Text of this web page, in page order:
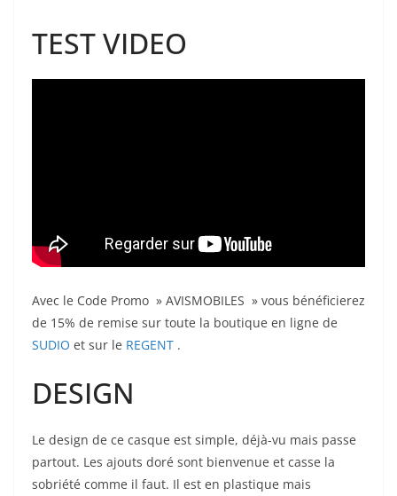
TEST VIDEO
Avec le Code Promo » AVISMOBILES » vous bénéficierez
de 15% de remise sur toute la boutique en ligne de
SUDIO et sur le REGENT .
DESIGN
Le design de ce casque est simple, déjà-vu mais passe
partout. Les ajouts doré sont bienvenue et casse la
sobriété comme il faut. Il est en plastique mais